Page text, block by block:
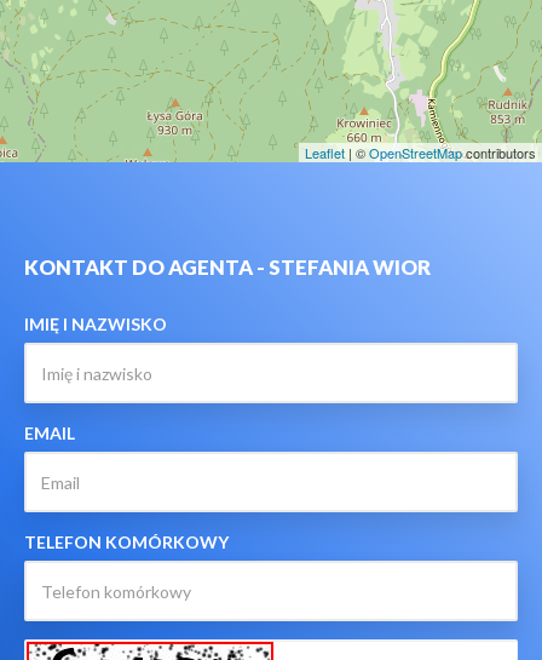
Leaflet | ©OpenStreetMapcontributors
KONTAKT DO AGENTA - STEFANIA WIOR
IMIĘ I NAZWISKO
EMAIL
TELEFON KOMÓRKOWY